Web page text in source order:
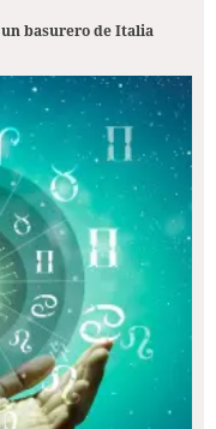
basurero de Italia